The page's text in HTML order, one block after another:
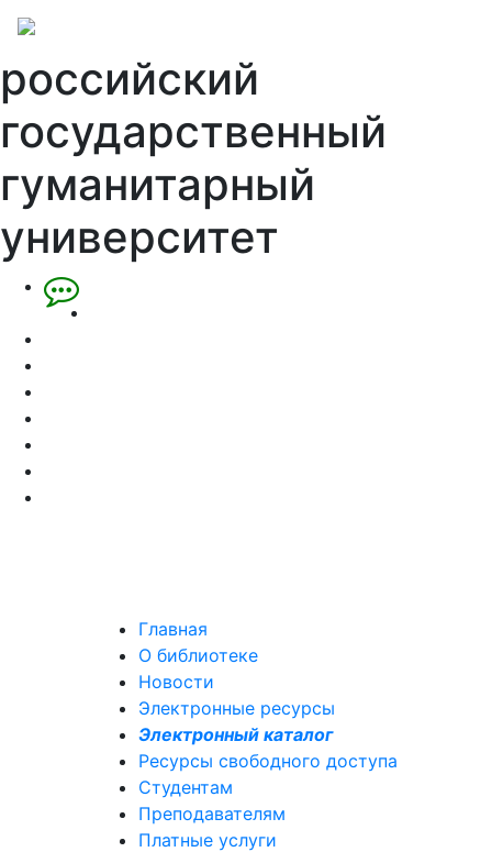
российский
государственный
гуманитарный
университет
Главная
О библиотеке
Новости
Электронные ресурсы
Электронный каталог
Ресурсы свободного доступа
Студентам
Преподавателям
Платные услуги